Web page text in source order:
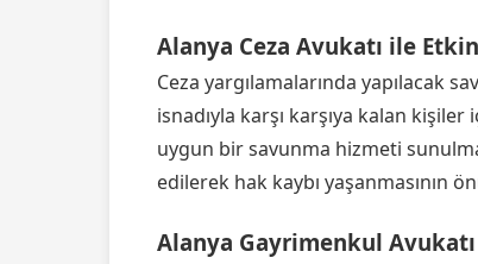
Alanya Ceza Avukatı ile
Ceza yargılamalarında yapılacak
isnadıyla karşı karşıya kalan kişiler
uygun bir savunma hizmeti
edilerek hak kaybı yaşanmasının
Alanya Gayrimenkul